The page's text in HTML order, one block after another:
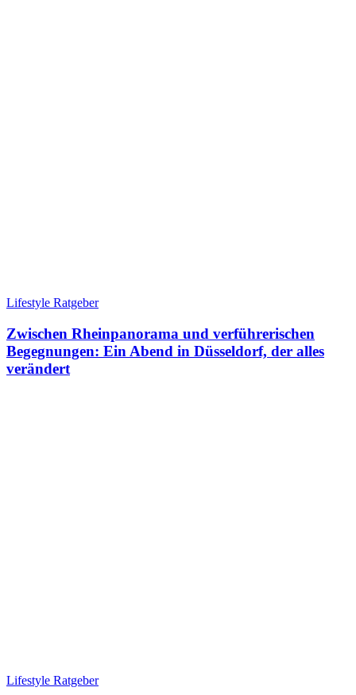
Lifestyle Ratgeber
Zwischen Rheinpanorama und verführerischen
Begegnungen: Ein Abend in Düsseldorf, der alles
verändert
Lifestyle Ratgeber